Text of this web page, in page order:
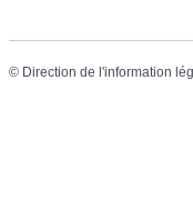
© Direction de l'information